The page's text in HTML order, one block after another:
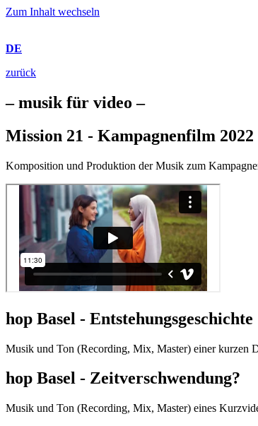
Zum Inhalt wechseln
DE
zurück
– musik für video –
Mission 21 - Kampagnenfilm 2022
Komposition und Produktion der Musik zum
hop Basel - Entstehungsgeschichte
Musik und Ton (Recording, Mix, Master) einer kurzen
hop Basel - Zeitverschwendung?
Musik und Ton (Recording, Mix, Master) eines